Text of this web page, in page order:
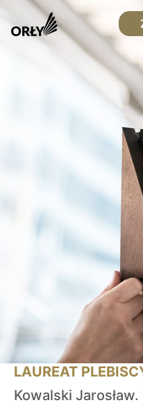
LAUREAT
Kowalski Jarosław.